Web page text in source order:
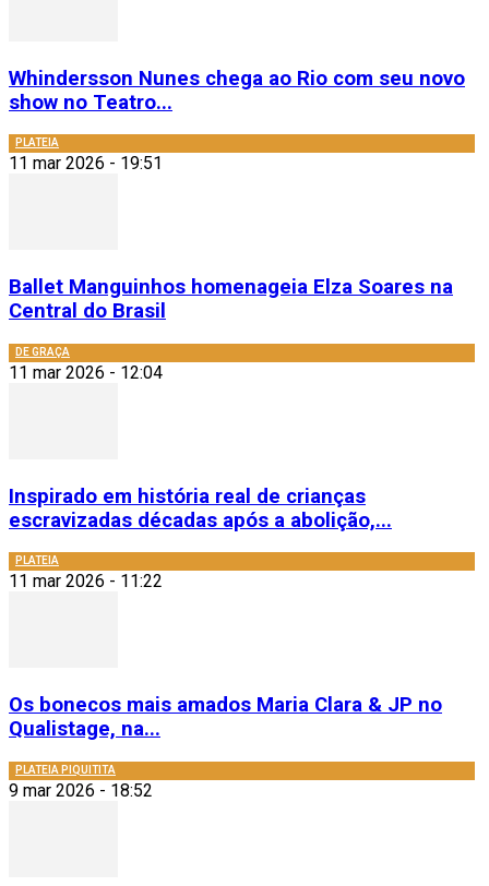
Whindersson Nunes chega ao Rio com seu novo
show no Teatro...
PLATEIA
11 mar 2026 - 19:51
Ballet Manguinhos homenageia Elza Soares na
Central do Brasil
DE GRAÇA
11 mar 2026 - 12:04
Inspirado em história real de crianças
escravizadas décadas após a abolição,...
PLATEIA
11 mar 2026 - 11:22
Os bonecos mais amados Maria Clara & JP no
Qualistage, na...
PLATEIA PIQUITITA
9 mar 2026 - 18:52